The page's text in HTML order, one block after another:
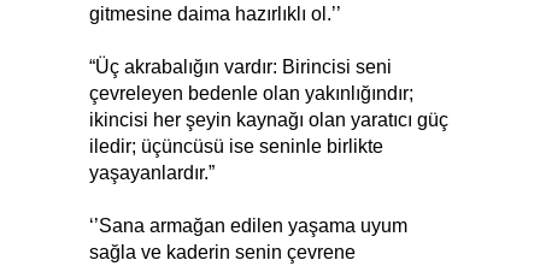
gitmesine daima hazırlıklı ol.’’
“Üç akrabalığın vardır: Birincisi seni
çevreleyen bedenle olan yakınlığındır;
ikincisi her şeyin kaynağı olan yaratıcı güç
iledir; üçüncüsü ise seninle birlikte
yaşayanlardır.”
‘’Sana armağan edilen yaşama uyum
sağla ve kaderin senin çevrene